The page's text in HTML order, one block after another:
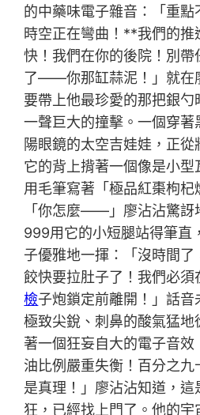
的中藥味電子雜音：「重
時空正在彎曲！**我們的推
快！我們在你的後院！別
了——你那缸蒜泥！」就在
要帶上他最珍愛的那把銀
一聲巨大的撞擊。一個穿著
陽眼鏡的太空吉娃娃，正從
它的背上揹著一個像是小
用毛筆寫著「極品紅棗枸杞
「你怎麼——」廖沾沾驚訝
999用它的小短腿站得筆直
子優雅地一揮：「沒時間
餃快要拉肚子了！我們必須
檢子炮鎖定前離開！」話音
極致尖銳、刺鼻的酸氣猛
著一個狂妄自大的電子音
油比例嚴重失衡！百分之
是真理！」廖沾沾知道，
狂，已經找上門了。他的